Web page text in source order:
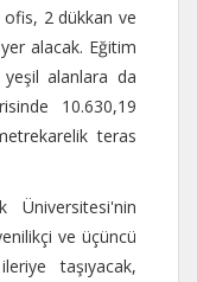
2 dükkan ve
alacak. Eğitim
alanlara da
10.630,19
teras
ve üçüncü
taşıyacak,